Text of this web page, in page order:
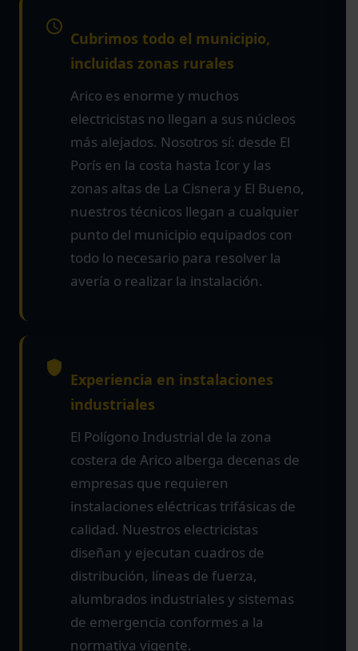
Cubrimos todo el municipio,
incluidas zonas rurales
Arico es enorme y muchos
electricistas no llegan a sus núcleos
más alejados. Nosotros sí: desde El
Porís en la costa hasta Icor y las
zonas altas de La Cisnera y El Bueno,
nuestros técnicos llegan a cualquier
punto del municipio equipados con
todo lo necesario para resolver la
avería o realizar la instalación.
Experiencia en instalaciones
industriales
El Polígono Industrial de la zona
costera de Arico alberga decenas de
empresas que requieren
instalaciones eléctricas trifásicas de
calidad. Nuestros electricistas
diseñan y ejecutan cuadros de
distribución, líneas de fuerza,
alumbrados industriales y sistemas
de emergencia conformes a la
normativa vigente.